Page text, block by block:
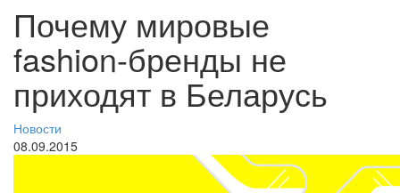
Почему мировые
fashion-бренды не
приходят в Беларусь
Новости
08.09.2015